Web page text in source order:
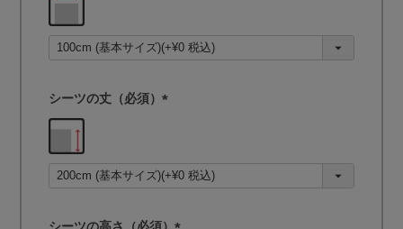
須
)
シーツの丈（必須）
須
)